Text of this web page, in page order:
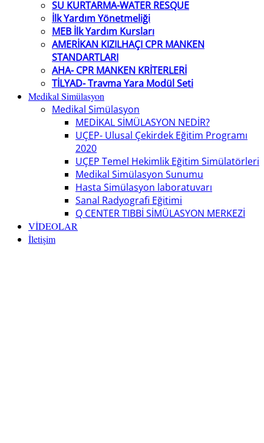
SU KURTARMA-WATER RESQUE
İlk Yardım Yönetmeliği
MEB İlk Yardım Kursları
AMERİKAN KIZILHAÇI CPR MANKEN
STANDARTLARI
AHA- CPR MANKEN KRİTERLERİ
TİLYAD- Travma Yara Modül Seti
Medikal Simülasyon
Medikal Simülasyon
MEDİKAL SİMÜLASYON NEDİR?
UÇEP- Ulusal Çekirdek Eğitim Programı
2020
UÇEP Temel Hekimlik Eğitim Simülatörleri
Medikal Simülasyon Sunumu
Hasta Simülasyon laboratuvarı
Sanal Radyografi Eğitimi
Q CENTER TIBBİ SİMÜLASYON MERKEZİ
VİDEOLAR
İletişim